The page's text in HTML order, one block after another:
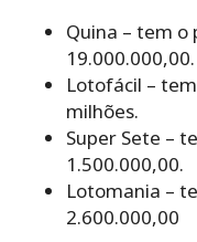
Quina – tem o
19.000.000,00.
Lotofácil –
milhões.
Super Sete –
1.500.000,00.
Lotomania –
2.600.000,00